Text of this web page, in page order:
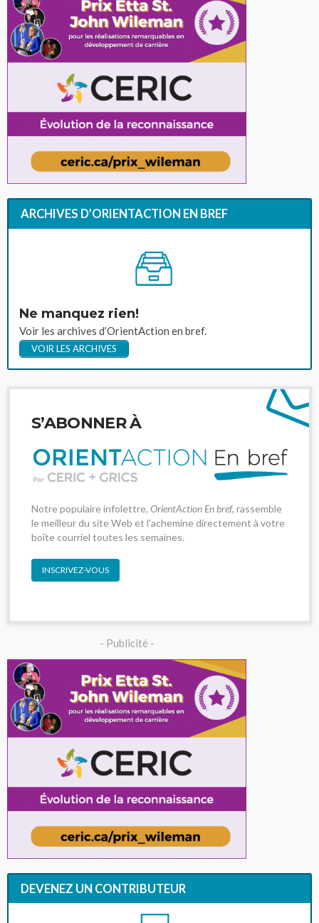
ARCHIVES D’ORIENTACTION EN BREF
Ne manquez rien!
Voir les archives d’OrientAction en bref.
VOIR LES ARCHIVES
S’ABONNER À
Notre populaire infolettre, OrientAction En bref, rassemble
le meilleur du site Web et l'achemine directement à votre
boîte courriel toutes les semaines.
INSCRIVEZ-VOUS
- Publicité -
DEVENEZ UN CONTRIBUTEUR